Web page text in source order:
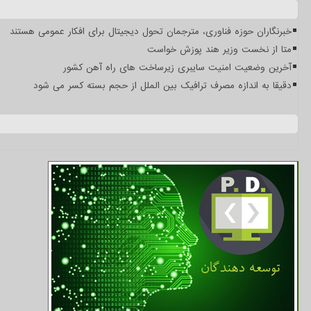
خبرنگاران حوزه فناوری، مترجمان تحول دیجیتال برای افکار عمومی هستند
متا از نخست وزیر هند پوزش خواست
آخرین وضعیت امنیت سایبری زیرساخت های راه آهن کشور
دقیقا به اندازه مصرف ترافیک بین الملل از حجم بسته کسر می شود